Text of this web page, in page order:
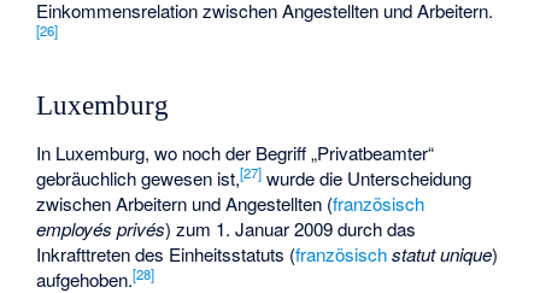
Einkommensrelation zwischen Angestellten und Arbeitern.
[26]
Luxemburg
In Luxemburg, wo noch der Begriff „Privatbeamter“
gebräuchlich gewesen ist,[27] wurde die Unterscheidung
zwischen Arbeitern und Angestellten (französisch
employés privés) zum 1. Januar 2009 durch das
Inkrafttreten des Einheitsstatuts (französisch statut unique)
aufgehoben.[28]